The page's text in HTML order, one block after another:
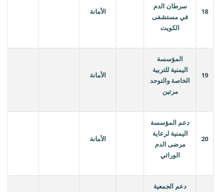
18
سرطان الدم
في مستشفى
الكويت
الأمانة
19
المؤسسة
اليمنية للتربية
الخاصة والتوحد
مرتين
الأمانة
20
دعم المؤسسة
اليمنية لرعاية
مرضى الدم
الوراثي
الأمانة
دعم الجمعية